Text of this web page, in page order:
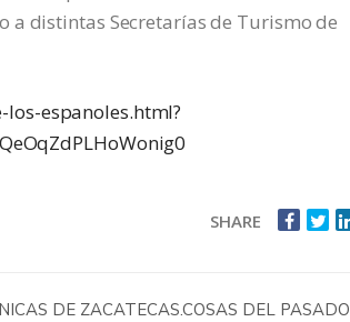
distintas Secretarías de Turismo de
espanoles.html?
SHARE
DE ZACATECAS.COSAS DEL PASADO